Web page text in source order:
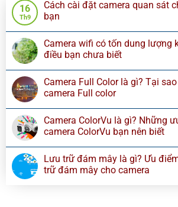
16
Th9
Cách cài đặt camera quan sát
bạn
Camera wifi có tốn dung lượng
điều bạn chưa biết
Camera Full Color là gì? Tại
camera Full color
Camera ColorVu là gì? Những
camera ColorVu bạn nên biết
Lưu trữ đám mây là gì? Ưu
trữ đám mây cho camera